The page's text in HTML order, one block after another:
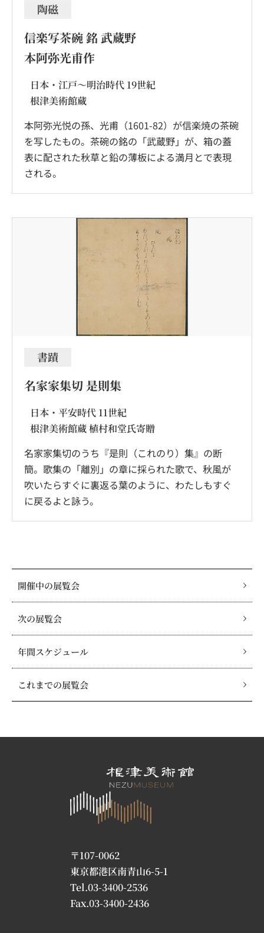
陶磁
信楽写茶碗 銘 武蔵野
本阿弥光甫作
日本・江戸～明治時代 19世紀
根津美術館蔵
本阿弥光悦の孫、光甫（1601-82）が信楽焼の茶碗
を写したもの。茶碗の銘の「武蔵野」が、箱の蓋
表に配された秋草と鉛の薄板による満月とで表現
される。
書蹟
名家家集切 是則集
日本・平安時代 11世紀
根津美術館蔵 植村和堂氏寄贈
名家家集切のうち『是則（これのり）集』の断
簡。歌集の「離別」の章に採られた歌で、秋風が
吹いたらすぐに裏返る葉のように、わたしもすぐ
に戻るよと詠う。
開催中の展覧会
次の展覧会
年間スケジュール
これまでの展覧会
〒107-0062
東京都港区南青山6-5-1
Tel.03-3400-2536
Fax.03-3400-2436